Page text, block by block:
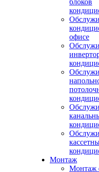
блоков
офисе
Монтаж
Монтаж